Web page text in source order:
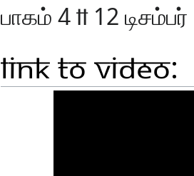
பாகம் 4 ll 12
Link to Video: